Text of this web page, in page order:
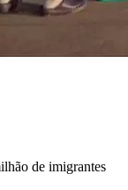
de imigrantes